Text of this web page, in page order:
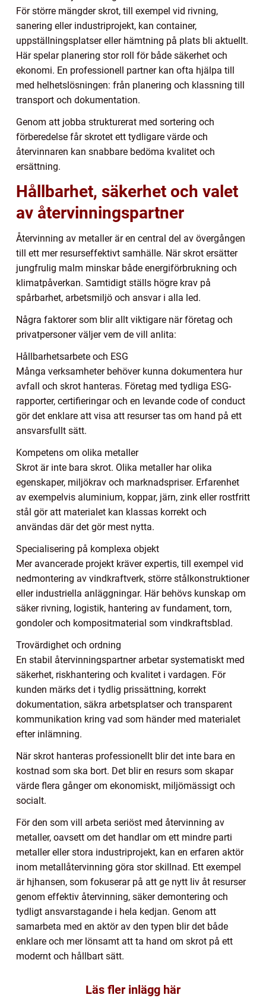
För större mängder skrot, till exempel vid rivning,
sanering eller industriprojekt, kan container,
uppställningsplatser eller hämtning på plats bli aktuellt.
Här spelar planering stor roll för både säkerhet och
ekonomi. En professionell partner kan ofta hjälpa till
med helhetslösningen: från planering och klassning till
transport och dokumentation.
Genom att jobba strukturerat med sortering och
förberedelse får skrotet ett tydligare värde och
återvinnaren kan snabbare bedöma kvalitet och
ersättning.
Hållbarhet, säkerhet och valet
av återvinningspartner
Återvinning av metaller är en central del av övergången
till ett mer resurseffektivt samhälle. När skrot ersätter
jungfrulig malm minskar både energiförbrukning och
klimatpåverkan. Samtidigt ställs högre krav på
spårbarhet, arbetsmiljö och ansvar i alla led.
Några faktorer som blir allt viktigare när företag och
privatpersoner väljer vem de vill anlita:
Hållbarhetsarbete och ESG
Många verksamheter behöver kunna dokumentera hur
avfall och skrot hanteras. Företag med tydliga ESG-
rapporter, certifieringar och en levande code of conduct
gör det enklare att visa att resurser tas om hand på ett
ansvarsfullt sätt.
Kompetens om olika metaller
Skrot är inte bara skrot. Olika metaller har olika
egenskaper, miljökrav och marknadspriser. Erfarenhet
av exempelvis aluminium, koppar, järn, zink eller rostfritt
stål gör att materialet kan klassas korrekt och
användas där det gör mest nytta.
Specialisering på komplexa objekt
Mer avancerade projekt kräver expertis, till exempel vid
nedmontering av vindkraftverk, större stålkonstruktioner
eller industriella anläggningar. Här behövs kunskap om
säker rivning, logistik, hantering av fundament, torn,
gondoler och kompositmaterial som vindkraftsblad.
Trovärdighet och ordning
En stabil återvinningspartner arbetar systematiskt med
säkerhet, riskhantering och kvalitet i vardagen. För
kunden märks det i tydlig prissättning, korrekt
dokumentation, säkra arbetsplatser och transparent
kommunikation kring vad som händer med materialet
efter inlämning.
När skrot hanteras professionellt blir det inte bara en
kostnad som ska bort. Det blir en resurs som skapar
värde flera gånger om ekonomiskt, miljömässigt och
socialt.
För den som vill arbeta seriöst med återvinning av
metaller, oavsett om det handlar om ett mindre parti
metaller eller stora industriprojekt, kan en erfaren aktör
inom metallåtervinning göra stor skillnad. Ett exempel
är hjhansen, som fokuserar på att ge nytt liv åt resurser
genom effektiv återvinning, säker demontering och
tydligt ansvarstagande i hela kedjan. Genom att
samarbeta med en aktör av den typen blir det både
enklare och mer lönsamt att ta hand om skrot på ett
modernt och hållbart sätt.
Läs fler inlägg här